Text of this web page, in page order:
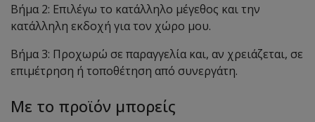
Βήμα 2: Επιλέγω το κατάλληλο μέγεθος και την
κατάλληλη εκδοχή για τον χώρο μου.
Βήμα 3: Προχωρώ σε παραγγελία και, αν χρειάζεται, σε
επιμέτρηση ή τοποθέτηση από συνεργάτη.
Με το προϊόν μπορείς